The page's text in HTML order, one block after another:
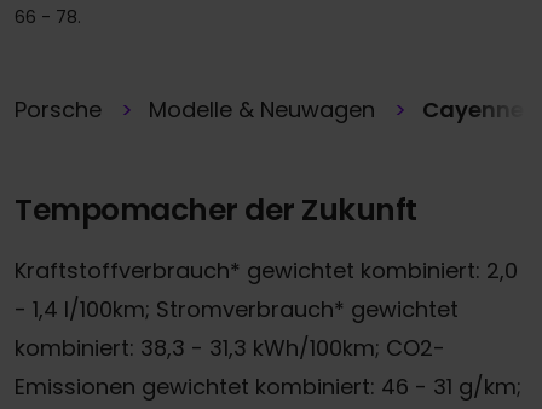
66 - 78.
Porsche Modelle & Neuwagen Cayenne
Tempomacher der Zukunft
Kraftstoffverbrauch* gewichtet kombiniert: 2,0
- 1,4 l/100km; Stromverbrauch* gewichtet
kombiniert: 38,3 - 31,3 kWh/100km; CO2-
Emissionen gewichtet kombiniert: 46 - 31 g/km;